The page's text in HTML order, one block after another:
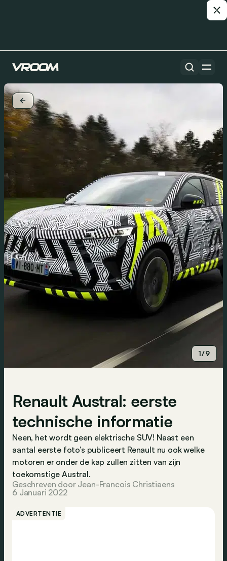
1/9
Renault Austral: eerste
technische informatie
Neen, het wordt geen elektrische SUV! Naast een
aantal eerste foto’s publiceert Renault nu ook welke
motoren er onder de kap zullen zitten van zijn
toekomstige Austral.
Geschreven door Jean-Francois Christiaens
6 Januari 2022
ADVERTENTIE